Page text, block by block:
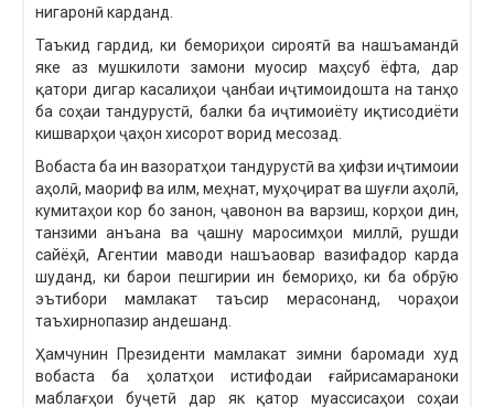
нигаронӣ карданд.
Таъкид гардид, ки бемориҳои сироятӣ ва нашъамандӣ
яке аз мушкилоти замони муосир маҳсуб ёфта, дар
қатори дигар касалиҳои ҷанбаи иҷтимоидошта на танҳо
ба соҳаи тандурустӣ, балки ба иҷтимоиёту иқтисодиёти
кишварҳои ҷаҳон хисорот ворид месозад.
Вобаста ба ин вазоратҳои тандурустӣ ва ҳифзи иҷтимоии
аҳолӣ, маориф ва илм, меҳнат, муҳоҷират ва шуғли аҳолӣ,
кумитаҳои кор бо занон, ҷавонон ва варзиш, корҳои дин,
танзими анъана ва ҷашну маросимҳои миллӣ, рушди
сайёҳӣ, Агентии маводи нашъаовар вазифадор карда
шуданд, ки барои пешгирии ин бемориҳо, ки ба обрӯю
эътибори мамлакат таъсир мерасонанд, чораҳои
таъхирнопазир андешанд.
Ҳамчунин Президенти мамлакат зимни баромади худ
вобаста ба ҳолатҳои истифодаи ғайрисамараноки
маблағҳои буҷетӣ дар як қатор муассисаҳои соҳаи